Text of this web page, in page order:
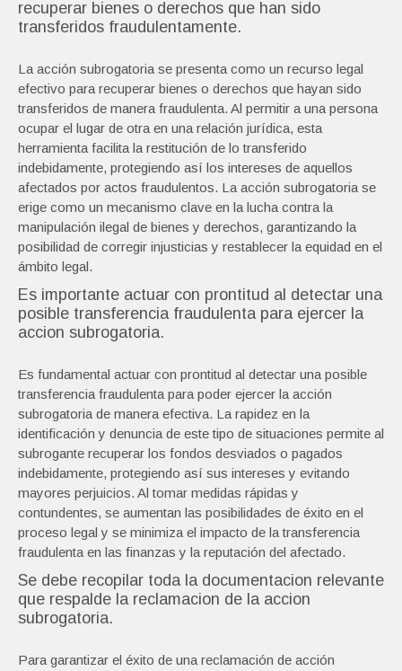
recuperar bienes o derechos que han sido
transferidos fraudulentamente.
La acción subrogatoria se presenta como un recurso legal
efectivo para recuperar bienes o derechos que hayan sido
transferidos de manera fraudulenta. Al permitir a una persona
ocupar el lugar de otra en una relación jurídica, esta
herramienta facilita la restitución de lo transferido
indebidamente, protegiendo así los intereses de aquellos
afectados por actos fraudulentos. La acción subrogatoria se
erige como un mecanismo clave en la lucha contra la
manipulación ilegal de bienes y derechos, garantizando la
posibilidad de corregir injusticias y restablecer la equidad en el
ámbito legal.
Es importante actuar con prontitud al detectar una
posible transferencia fraudulenta para ejercer la
accion subrogatoria.
Es fundamental actuar con prontitud al detectar una posible
transferencia fraudulenta para poder ejercer la acción
subrogatoria de manera efectiva. La rapidez en la
identificación y denuncia de este tipo de situaciones permite al
subrogante recuperar los fondos desviados o pagados
indebidamente, protegiendo así sus intereses y evitando
mayores perjuicios. Al tomar medidas rápidas y
contundentes, se aumentan las posibilidades de éxito en el
proceso legal y se minimiza el impacto de la transferencia
fraudulenta en las finanzas y la reputación del afectado.
Se debe recopilar toda la documentacion relevante
que respalde la reclamacion de la accion
subrogatoria.
Para garantizar el éxito de una reclamación de acción